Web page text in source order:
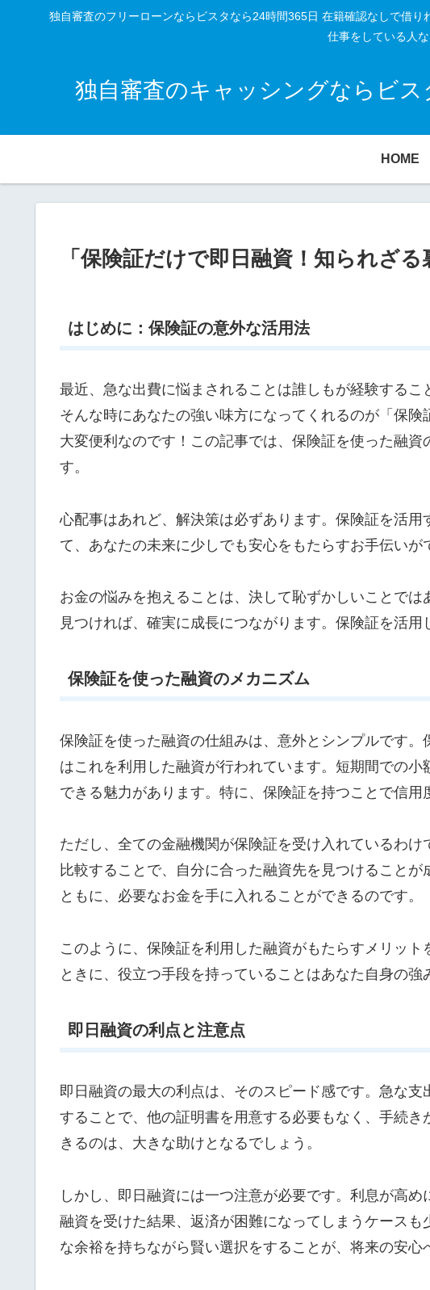
独自審査のフリーローンならビスタなら24時間365日 在籍確認なしで借
仕事をしている人
独自審査のキャッシングならビス
HOME
「保険証だけで即日融資！知られざる
はじめに：保険証の意外な活用法
最近、急な出費に悩まされることは誰しもが経験する
そんな時にあなたの強い味方になってくれるのが「保
大変便利なのです！この記事では、保険証を使った融
す。
心配事はあれど、解決策は必ずあります。保険証を活
て、あなたの未来に少しでも安心をもたらすお手伝い
お金の悩みを抱えることは、決して恥ずかしいことで
見つければ、確実に成長につながります。保険証を活
保険証を使った融資のメカニズム
保険証を使った融資の仕組みは、意外とシンプルです
はこれを利用した融資が行われています。短期間での
できる魅力があります。特に、保険証を持つことで信
ただし、全ての金融機関が保険証を受け入れているわ
比較することで、自分に合った融資先を見つけること
ともに、必要なお金を手に入れることができるのです。
このように、保険証を利用した融資がもたらすメリッ
ときに、役立つ手段を持っていることはあなた自身の
即日融資の利点と注意点
即日融資の最大の利点は、そのスピード感です。急な
することで、他の証明書を用意する必要もなく、手続
きるのは、大きな助けとなるでしょう。
しかし、即日融資には一つ注意が必要です。利息が高
融資を受けた結果、返済が困難になってしまうケース
な余裕を持ちながら賢い選択をすることが、将来の安心